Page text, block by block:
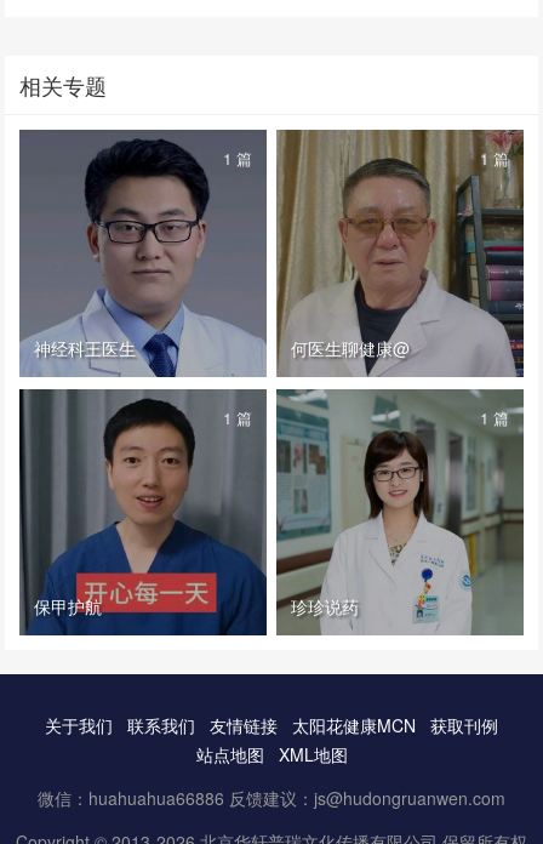
相关专题
神经科王医生
1 篇
何医生聊健康@
1 篇
保甲护航
1 篇
珍珍说药
1 篇
关于我们 联系我们 友情链接 太阳花健康MCN
获取刊例
站点地图
XML地图
微信：huahuahua66886 反馈建议：js@hudongruanwen.com